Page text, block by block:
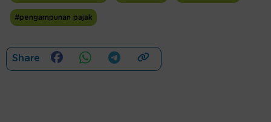
#pengampunan pajak
Share